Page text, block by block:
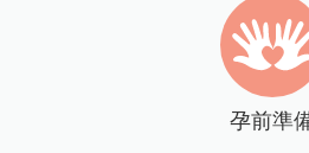
孕前準